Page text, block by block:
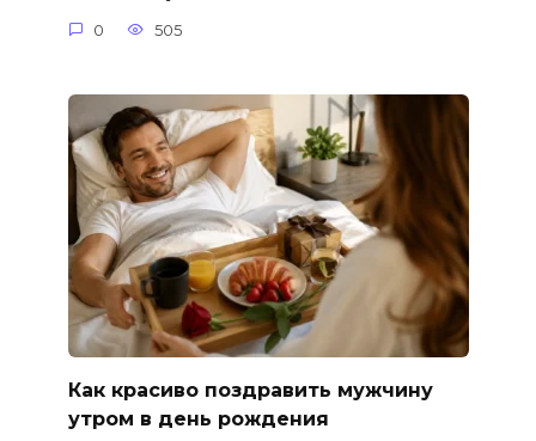
0 505
Как красиво поздравить мужчину
утром в день рождения